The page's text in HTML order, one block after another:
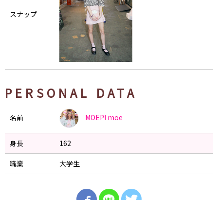
スナップ
PERSONAL DATA
名前 MOEPI moe
身長 162
職業 大学生